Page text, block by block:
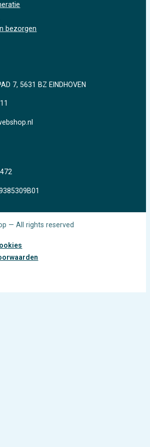
bezorgen
7, 5631 BZ EINDHOVEN
— All rights reserved